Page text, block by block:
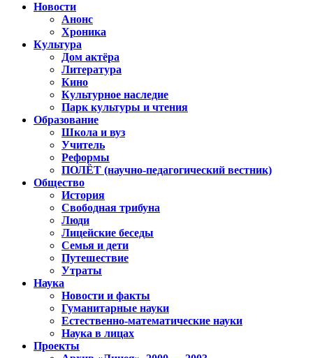
Новости
Анонс
Хроника
Культура
Дом актёра
Литература
Кино
Культурное наследие
Парк культуры и чтения
Образование
Школа и вуз
Учитель
Реформы
ПОЛЁТ (научно-педагогический вестник)
Общество
История
Свободная трибуна
Люди
Лицейские беседы
Семья и дети
Путешествие
Утраты
Наука
Новости и факты
Гуманитарные науки
Естественно-математические науки
Наука в лицах
Проекты